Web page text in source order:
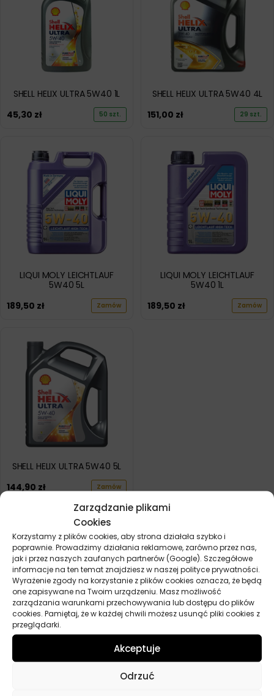
Zarządzanie plikami
Cookies
Korzystamy z plików cookies, aby strona działała szybko i
poprawnie. Prowadzimy działania reklamowe, zarówno przez nas,
jak i przez naszych zaufanych partnerów (Google). Szczegółowe
informacje na ten temat znajdziesz w naszej polityce prywatności.
Wyrażenie zgody na korzystanie z plików cookies oznacza, że będą
one zapisywane na Twoim urządzeniu. Masz możliwość
zarządzania warunkami przechowywania lub dostępu do plików
cookies. Pamiętaj, że w każdej chwili możesz usunąć pliki cookies z
przeglądarki.
Akceptuje
Odrzuć
SHELL HELIX ULTRA 5W40 1L
45,30 zł 50 szt.
SHELL HELIX ULTRA 5W40 4L
151,00 zł 29 szt.
LIQUI MOLY LEICHTLAUF
5W40 5L
189,50 zł Zamów
LIQUI MOLY LEICHTLAUF
5W40 1L
189,50 zł Zamów
SHELL HELIX ULTRA 5W40 5L
144,90 zł Zamów
POKAŻ WIĘCEJ PRODUKTÓW
Chrysler MS-10725 – Ochrona dla silników
Chryslera
Chrysler MS-10725 to specyfikacja oleju silnikowego
stworzona przez Chryslera, jednego z wiodących
producentów samochodów. Zaprojektowana z myślą o
wysokiej wydajności i ochronie silników, specyfikacja ta
stawia rygorystyczne wymagania, które muszą zostać